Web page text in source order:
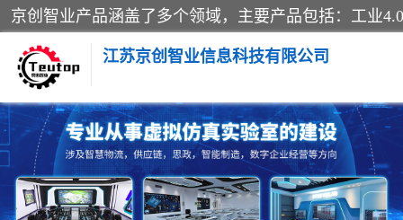
江苏京创智业信息科技有限公司
VR物流实训
生产系统仿真